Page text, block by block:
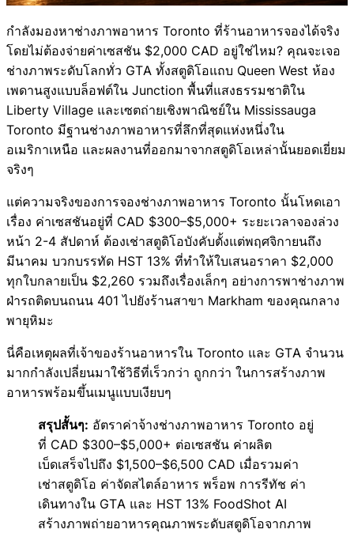
กำลังมองหาช่างภาพอาหาร Toronto ที่ร้านอาหารจองได้จริง
โดยไม่ต้องจ่ายค่าเซสชัน $2,000 CAD อยู่ใช่ไหม? คุณจะเจอ
ช่างภาพระดับโลกทั่ว GTA ทั้งสตูดิโอแถบ Queen West ห้อง
เพดานสูงแบบล็อฟต์ใน Junction พื้นที่แสงธรรมชาติใน
Liberty Village และเซตถ่ายเชิงพาณิชย์ใน Mississauga
Toronto มีฐานช่างภาพอาหารที่ลึกที่สุดแห่งหนึ่งใน
อเมริกาเหนือ และผลงานที่ออกมาจากสตูดิโอเหล่านั้นยอดเยี่ยม
จริงๆ
แต่ความจริงของการจองช่างภาพอาหาร Toronto นั้นโหดเอา
เรื่อง ค่าเซสชันอยู่ที่ CAD $300–$5,000+ ระยะเวลาจองล่วง
หน้า 2-4 สัปดาห์ ต้องเช่าสตูดิโอบังคับตั้งแต่พฤศจิกายนถึง
มีนาคม บวกบรรทัด HST 13% ที่ทำให้ใบเสนอราคา $2,000
ทุกใบกลายเป็น $2,260 รวมถึงเรื่องเล็กๆ อย่างการพาช่างภาพ
ฝ่ารถติดบนถนน 401 ไปยังร้านสาขา Markham ของคุณกลาง
พายุหิมะ
นี่คือเหตุผลที่เจ้าของร้านอาหารใน Toronto และ GTA จำนวน
มากกำลังเปลี่ยนมาใช้วิธีที่เร็วกว่า ถูกกว่า ในการสร้างภาพ
อาหารพร้อมขึ้นเมนูแบบเงียบๆ
สรุปสั้นๆ: อัตราค่าจ้างช่างภาพอาหาร Toronto อยู่
ที่ CAD $300–$5,000+ ต่อเซสชัน ค่าผลิต
เบ็ดเสร็จไปถึง $1,500–$6,500 CAD เมื่อรวมค่า
เช่าสตูดิโอ ค่าจัดสไตล์อาหาร พร็อพ การรีทัช ค่า
เดินทางใน GTA และ HST 13% FoodShot AI
สร้างภาพถ่ายอาหารคุณภาพระดับสตูดิโอจากภาพ